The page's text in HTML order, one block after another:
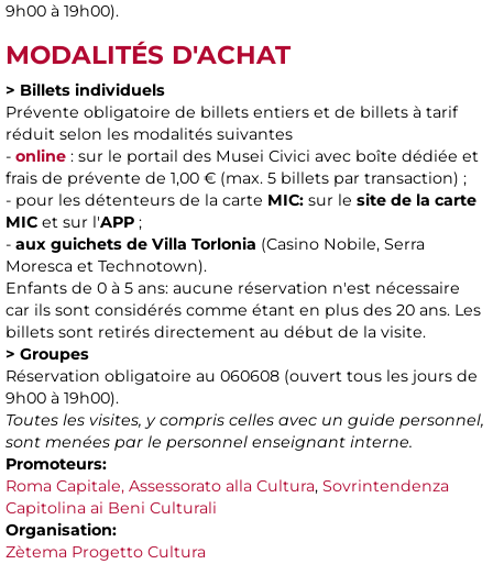
9h00 à 19h00).
MODALITÉS D'ACHAT
> Billets individuels
Prévente obligatoire de billets entiers et de billets à tarif
réduit selon les modalités suivantes
- online : sur le portail des Musei Civici avec boîte dédiée et
frais de prévente de 1,00 € (max. 5 billets par transaction) ;
- pour les détenteurs de la carte MIC: sur le site de la carte
MIC et sur l'APP ;
- aux guichets de Villa Torlonia (Casino Nobile, Serra
Moresca et Technotown).
Enfants de 0 à 5 ans: aucune réservation n'est nécessaire
car ils sont considérés comme étant en plus des 20 ans. Les
billets sont retirés directement au début de la visite.
> Groupes
Réservation obligatoire au 060608 (ouvert tous les jours de
9h00 à 19h00).
Toutes les visites, y compris celles avec un guide personnel,
sont menées par le personnel enseignant interne.
Promoteurs:
Roma Capitale, Assessorato alla Cultura, Sovrintendenza
Capitolina ai Beni Culturali
Organisation:
Zètema Progetto Cultura